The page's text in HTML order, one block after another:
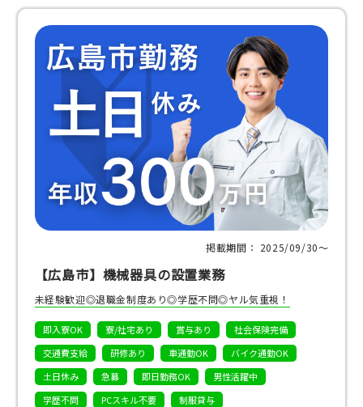
掲載期間： 2025/09/30〜
【広島市】機械器具の設置業務
未経験歓迎◎退職金制度あり◎学歴不問◎ヤル気重視！
即入寮OK 寮/社宅あり 賞与あり
社会保険完備
交通費支給
研修あり 車通勤OK
バイク通勤OK
土日休み
急募 即日勤務OK
男性活躍中
学歴不問
PCスキル不要 制服貸与